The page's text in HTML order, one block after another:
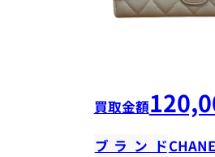
買取金額
ブランド